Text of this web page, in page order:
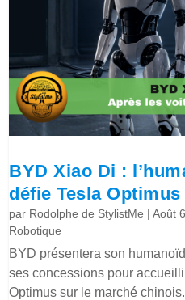
BYD Xiao Di :
défie Tesla Optimus
par Rodolphe de StylistMe |Août
Robotique
BYD présentera son
ses concessions pour
Optimus sur le marché chinois.